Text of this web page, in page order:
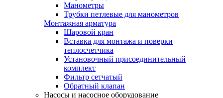
Манометры
Трубки петлевые для манометров
Монтажная арматура
Шаровой кран
Вставка для монтажа и поверки
теплосчетчика
Установочный присоединительный
комплект
Фильтр сетчатый
Обратный клапан
Насосы и насосное оборудование